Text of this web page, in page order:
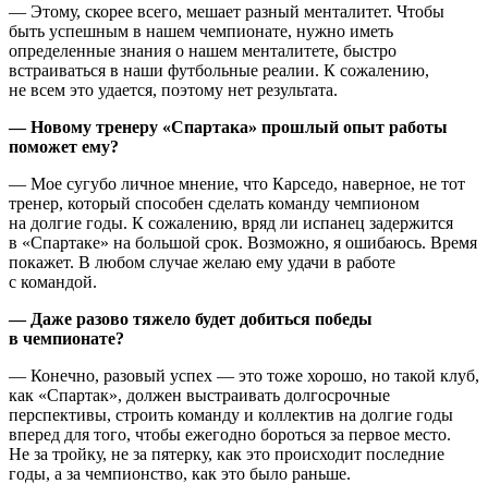
— Этому, скорее всего, мешает разный менталитет. Чтобы
быть успешным в нашем чемпионате, нужно иметь
определенные знания о нашем менталитете, быстро
встраиваться в наши футбольные реалии. К сожалению,
не всем это удается, поэтому нет результата.
— Новому тренеру «Спартака» прошлый опыт работы
поможет ему?
— Мое сугубо личное мнение, что Карседо, наверное, не тот
тренер, который способен сделать команду чемпионом
на долгие годы. К сожалению, вряд ли испанец задержится
в «Спартаке» на большой срок. Возможно, я ошибаюсь. Время
покажет. В любом случае желаю ему удачи в работе
с командой.
— Даже разово тяжело будет добиться победы
в чемпионате?
— Конечно, разовый успех — это тоже хорошо, но такой клуб,
как «Спартак», должен выстраивать долгосрочные
перспективы, строить команду и коллектив на долгие годы
вперед для того, чтобы ежегодно бороться за первое место.
Не за тройку, не за пятерку, как это происходит последние
годы, а за чемпионство, как это было раньше.